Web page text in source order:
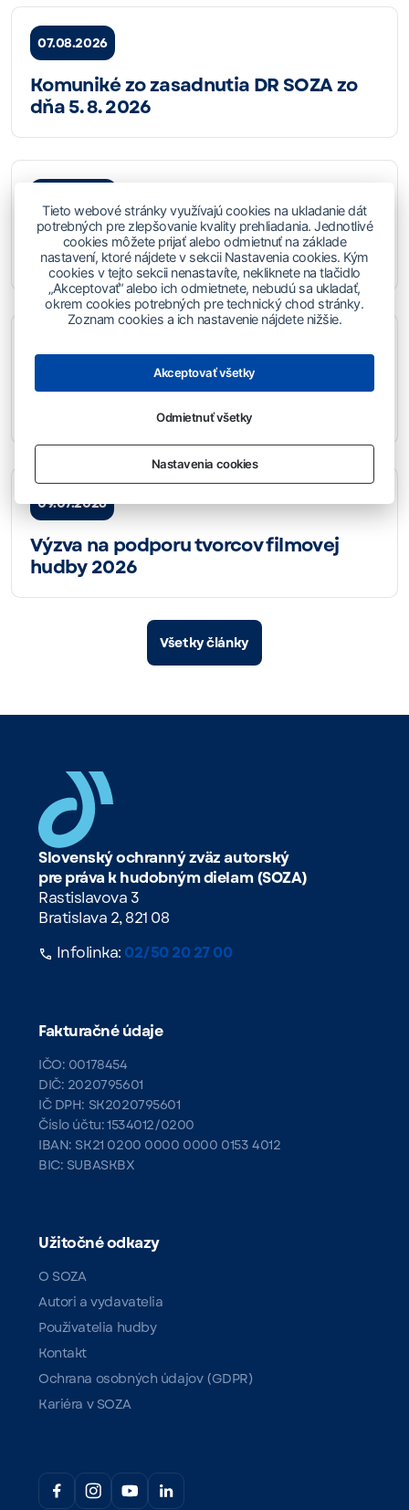
07.08.2026
Komuniké zo zasadnutia DR SOZA zo
dňa 5. 8. 2026
Budova SOZA zatvorená 4., 6. a 7.
augusta 2026
16.07.2026
Komuniké zo zasadnutia DR SOZA zo
09.07.2026
Výzva na podporu tvorcov filmovej
hudby 2026
Všetky články
Slovenský ochranný zväz autorský
pre práva k hudobným dielam (SOZA)
Rastislavova 3
Bratislava 2, 821 08
Infolinka: 02/50 20 27 00
Fakturačné údaje
IČO: 00178454
DIČ: 2020795601
IČ DPH: SK2020795601
Číslo účtu: 1534012/0200
IBAN: SK21 0200 0000 0000 0153 4012
BIC: SUBASKBX
Užitočné odkazy
O SOZA
Autori a vydavatelia
Používatelia hudby
Kontakt
Ochrana osobných údajov (GDPR)
Kariéra v SOZA
Tieto webové stránky využívajú cookies na ukladanie dát
potrebných pre zlepšovanie kvality prehliadania. Jednotlivé
cookies môžete prijať alebo odmietnuť na základe
nastavení, ktoré nájdete v sekcii Nastavenia cookies. Kým
cookies v tejto sekcii nenastavíte, nekliknete na tlačidlo
„Akceptovať“ alebo ich odmietnete, nebudú sa ukladať,
okrem cookies potrebných pre technický chod stránky.
Zoznam cookies a ich nastavenie nájdete nižšie.
Akceptovať všetky
Odmietnuť všetky
Nastavenia cookies